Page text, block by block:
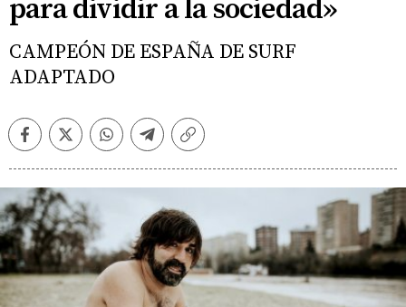
para dividir a la sociedad»
CAMPEÓN DE ESPAÑA DE SURF
ADAPTADO
FacebookTwitterWhatsappTelegramCopiar